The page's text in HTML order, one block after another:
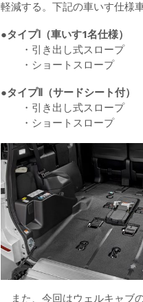
軽減する。下記の車いす仕様
●タイプⅠ（車いす1名仕様）
・引き出し式スロープ
・ショートスロープ
●タイプⅡ（サードシート付）
・引き出し式スロープ
・ショートスロープ
また、今回はウェルキャブ